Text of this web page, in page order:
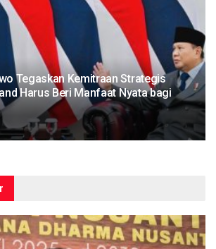
Tegaskan Kemitraan Strategis
Harus Beri Manfaat Nyata bagi